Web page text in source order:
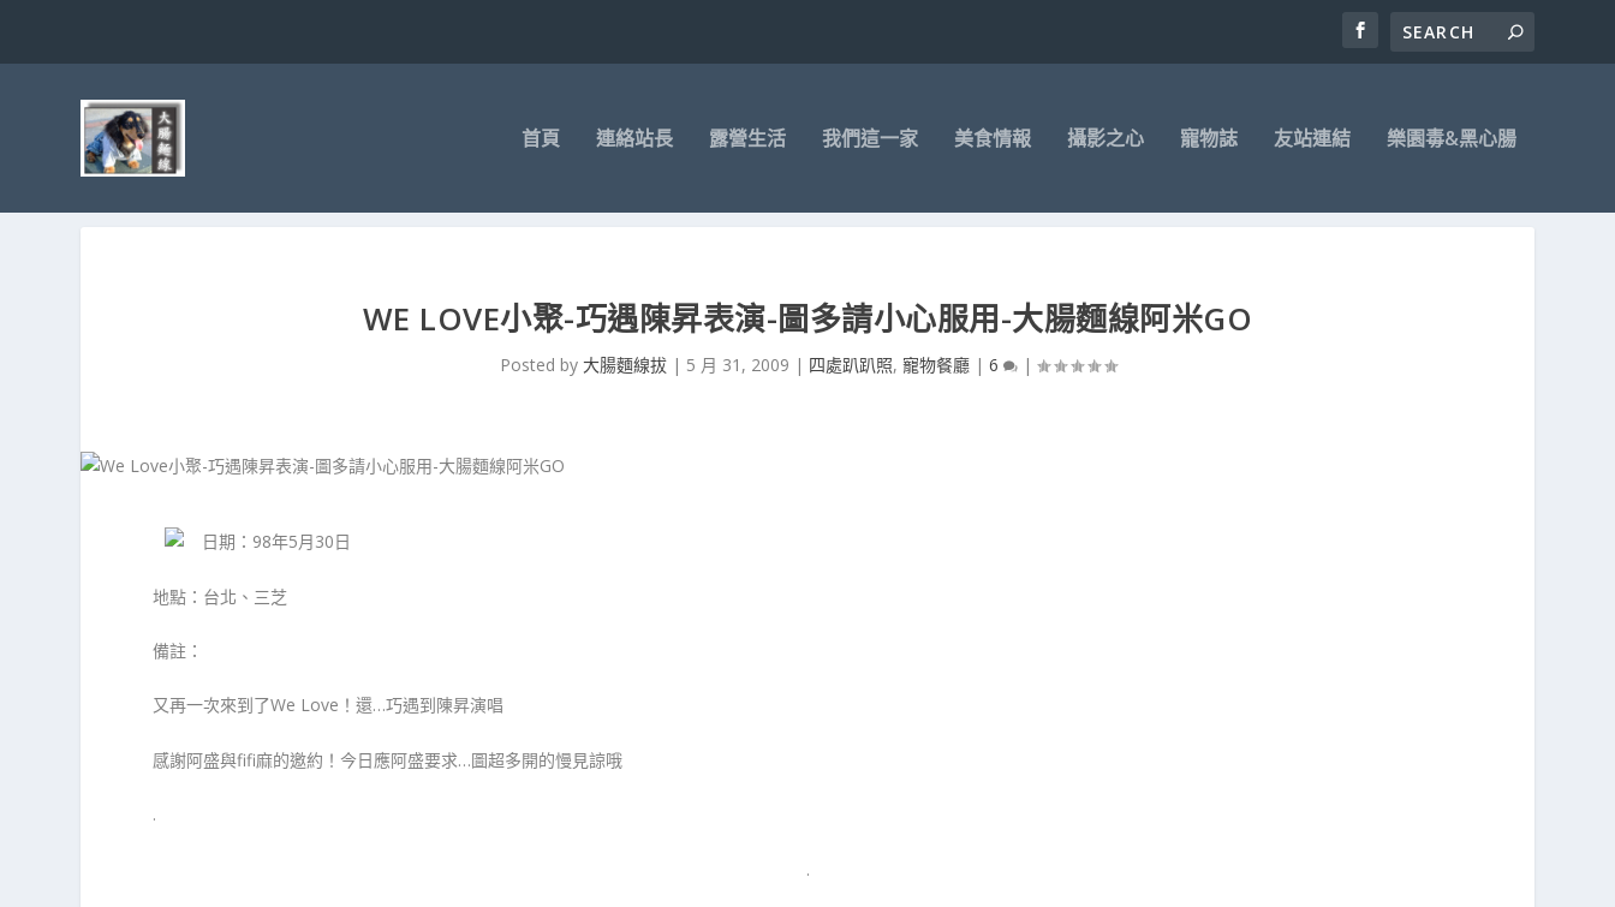
首頁 連絡站長 露營生活 我們這一家 美食情報 攝影之心 寵物誌 友站連結 樂園毒&黑心腸
WE LOVE小聚-巧遇陳昇表演-圖多請小心服用-大腸麵線阿米GO
Posted by 大腸麵線拔| 5 月 31, 2009 | 四處趴趴照, 寵物餐廳| 6 |
日期：98年5月30日
地點：台北、三芝
備註：
又再一次來到了We Love！還…巧遇到陳昇演唱
感謝阿盛與fifi麻的邀約！今日應阿盛要求…圖超多開的慢見諒哦
.
.